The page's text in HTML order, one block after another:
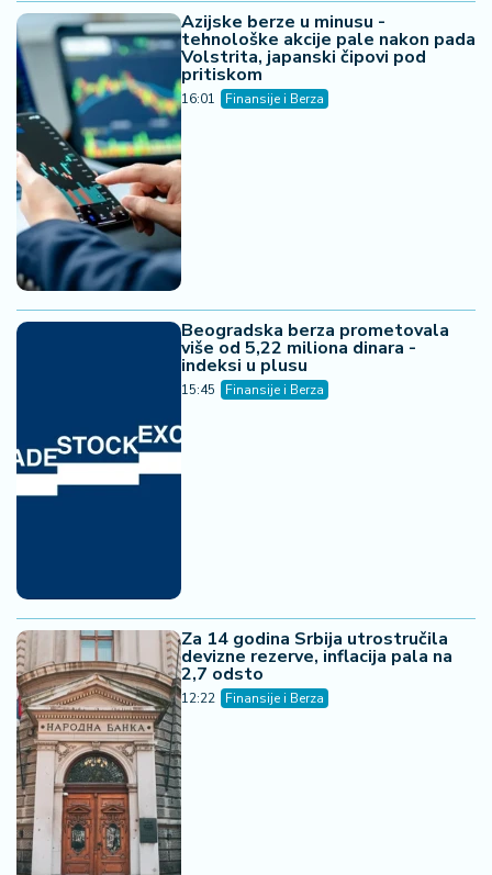
Azijske berze u minusu -
tehnološke akcije pale nakon pada
Volstrita, japanski čipovi pod
pritiskom
16:01 Finansije i Berza
Beogradska berza prometovala
više od 5,22 miliona dinara -
indeksi u plusu
15:45 Finansije i Berza
Za 14 godina Srbija utrostručila
devizne rezerve, inflacija pala na
2,7 odsto
12:22 Finansije i Berza